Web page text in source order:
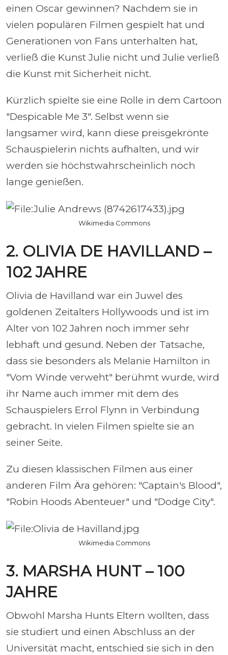
einen Oscar gewinnen? Nachdem sie in
vielen populären Filmen gespielt hat und
Generationen von Fans unterhalten hat,
verließ die Kunst Julie nicht und Julie verließ
die Kunst mit Sicherheit nicht.
Kürzlich spielte sie eine Rolle in dem Cartoon
"Despicable Me 3". Selbst wenn sie
langsamer wird, kann diese preisgekrönte
Schauspielerin nichts aufhalten, und wir
werden sie höchstwahrscheinlich noch
lange genießen.
Wikimedia Commons
2. OLIVIA DE HAVILLAND –
102 JAHRE
Olivia de Havilland war ein Juwel des
goldenen Zeitalters Hollywoods und ist im
Alter von 102 Jahren noch immer sehr
lebhaft und gesund. Neben der Tatsache,
dass sie besonders als Melanie Hamilton in
"Vom Winde verweht" berühmt wurde, wird
ihr Name auch immer mit dem des
Schauspielers Errol Flynn in Verbindung
gebracht. In vielen Filmen spielte sie an
seiner Seite.
Zu diesen klassischen Filmen aus einer
anderen Film Ära gehören: "Captain's Blood",
"Robin Hoods Abenteuer" und "Dodge City".
Wikimedia Commons
3. MARSHA HUNT – 100
JAHRE
Obwohl Marsha Hunts Eltern wollten, dass
sie studiert und einen Abschluss an der
Universität macht, entschied sie sich in den